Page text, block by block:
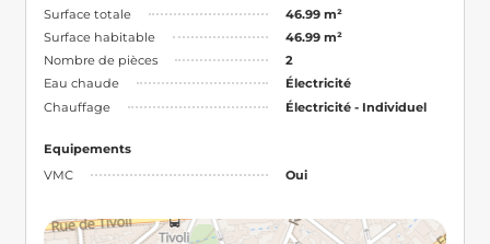
Surface totale
46.99 m²
Surface habitable
46.99 m²
Nombre de pièces
2
Eau chaude
Électricité
Chauffage
Électricité - Individuel
Equipements
VMC
Oui